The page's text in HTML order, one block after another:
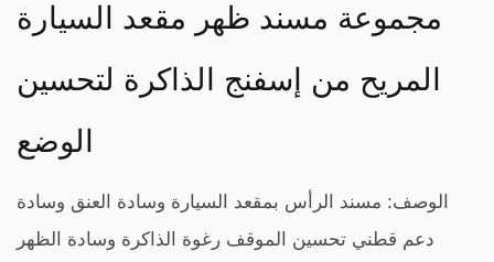
مجموعة مسند ظهر مقعد السيارة
المريح من إسفنج الذاكرة لتحسين
الوضع
الوصف: مسند الرأس بمقعد السيارة وسادة العنق وسادة
دعم قطني تحسين الموقف رغوة الذاكرة وسادة الظهر